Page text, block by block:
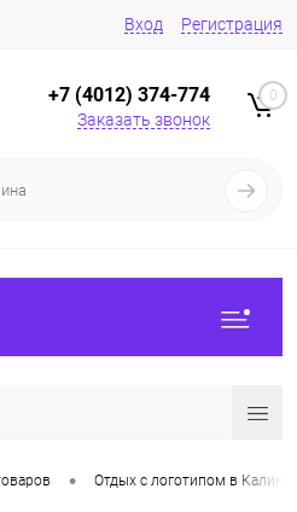
Вход Регистрация
+7 (4012) 374-774
Заказать звонок
0
• Отдых с логотипом в